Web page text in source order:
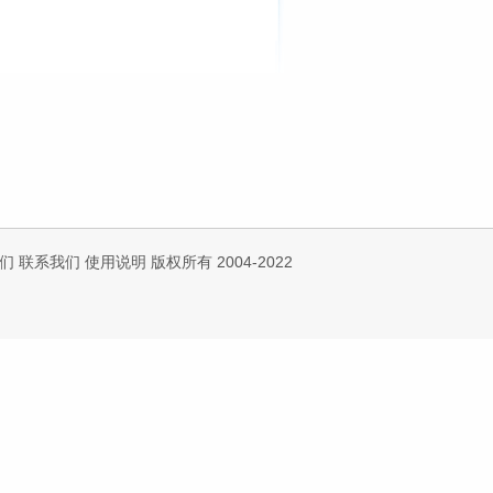
联系我们 使用说明 版权所有 2004-2022